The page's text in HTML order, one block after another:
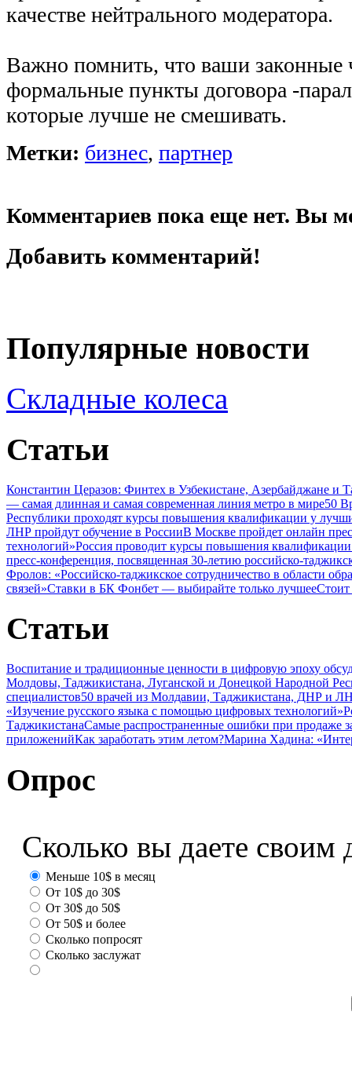
качестве нейтрального модератора.
Важно помнить, что ваши законные
формальные пункты договора -
которые лучше не смешивать.
Метки: бизнес, партнер
Комментариев пока еще нет. Вы
Добавить комментарий!
Популярные новости
Складные колеса
Статьи
Константин Церазов: Финтех в Узбекистане, Азербайджане
— самая длинная и самая современная линия метро в мире50
Республики проходят курсы повышения квалификации у
ЛНР пройдут обучение в РоссииВ Москве пройдет онлайн
технологий»Россия проводит курсы повышения квалификации
пресс-конференция, посвященная 30-летию российско-
Фролов: «Российско-таджикское сотрудничество в области
связей»Ставки в БК Фонбет — выбирайте только лучшееСтоит
Статьи
Воспитание и традиционные ценности в цифровую эпоху
Молдовы, Таджикистана, Луганской и Донецкой Народной
специалистов50 врачей из Молдавии, Таджикистана, ДНР и
«Изучение русского языка с помощью цифровых технологий»
ТаджикистанаСамые распространенные ошибки при продаже
приложенийКак заработать этим летом?Марина Хадина:
Опрос
Сколько вы даете своим
Меньше 10$ в месяц
От 10$ до 30$
От 30$ до 50$
От 50$ и более
Сколько попросят
Сколько заслужат